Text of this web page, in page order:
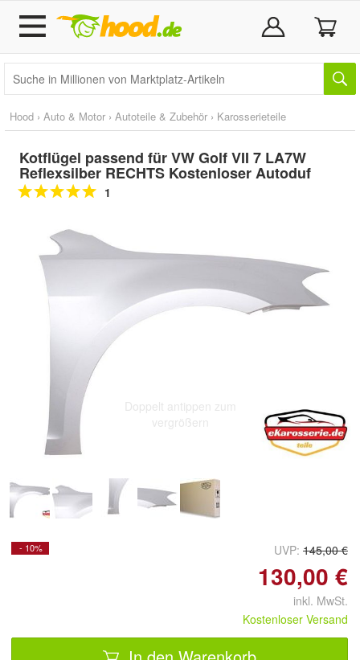
Hood › Auto & Motor › Autoteile & Zubehör › Karosserieteile
Kotflügel passend für VW Golf VII 7 LA7W
Reflexsilber RECHTS Kostenloser Autoduf
1
Doppelt antippen zum
vergrößern
- 10% UVP: 145,00 €
130,00 €
inkl. MwSt.
Kostenloser Versand